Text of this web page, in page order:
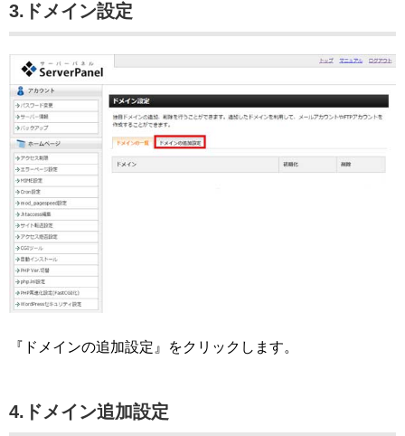
3.ドメイン設定
『ドメインの追加設定』をクリックします。
4.ドメイン追加設定